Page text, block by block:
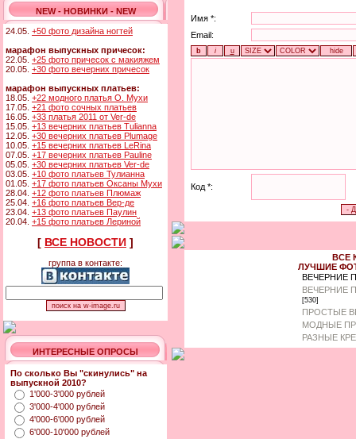
NEW - НОВИНКИ - NEW
24.05. +50 фото дизайна ногтей
марафон выпускных причесок:
22.05. +25 фото причесок с макияжем
20.05. +30 фото вечерних причесок
марафон выпускных платьев:
18.05. +22 модного платья О. Мухи
17.05. +21 фото сочных платьев
16.05. +33 платья 2011 от Ver-de
15.05. +13 вечерних платьев Tulianna
12.05. +30 вечерних платьев Plumage
10.05. +15 вечерних платьев LeRina
07.05. +17 вечерних платьев Pauline
05.05. +30 вечерних платьев Ver-de
03.05. +10 фото платьев Тулианна
01.05. +17 фото платьев Оксаны Мухи
28.04. +12 фото платьев Плюмаж
25.04. +16 фото платьев Вер-де
23.04. +13 фото платьев Паулин
20.04. +15 фото платьев Лериной
[ ВСЕ НОВОСТИ ]
группа в контакте:
ИНТЕРЕСНЫЕ ОПРОСЫ
По сколько Вы "скинулись" на
выпускной 2010?
1'000-3'000 рублей
3'000-4'000 рублей
4'000-6'000 рублей
6'000-10'000 рублей
Имя *:
Email:
Код *:
ВСЕ
ЛУЧШИЕ
ВЕЧЕРНИЕ
ВЕЧЕРНИЕ
[530]
ПРОСТЫЕ
МОДНЫЕ
РАЗНЫЕ